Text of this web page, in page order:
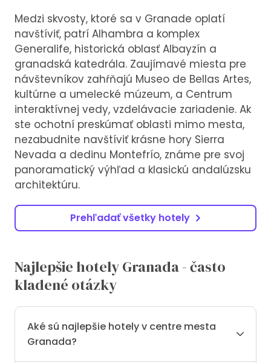
Medzi skvosty, ktoré sa v Granade oplatí
navštíviť, patrí Alhambra a komplex
Generalife, historická oblasť Albayzín a
granadská katedrála. Zaujímavé miesta pre
návštevníkov zahŕňajú Museo de Bellas Artes,
kultúrne a umelecké múzeum, a Centrum
interaktívnej vedy, vzdelávacie zariadenie. Ak
ste ochotní preskúmať oblasti mimo mesta,
nezabudnite navštíviť krásne hory Sierra
Nevada a dedinu Montefrío, známe pre svoj
panoramatický výhľad a klasickú andalúzsku
architektúru.
Prehľadať všetky hotely
Najlepšie hotely Granada - často
kladené otázky
Aké sú najlepšie hotely v centre mesta
Granada?